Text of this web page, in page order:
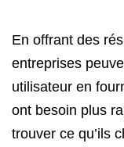
En offrant des
entreprises
utilisateur en
ont besoin plus
trouver ce qu’ils